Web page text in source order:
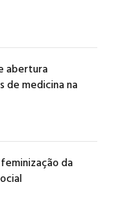
abertura
de medicina na
da